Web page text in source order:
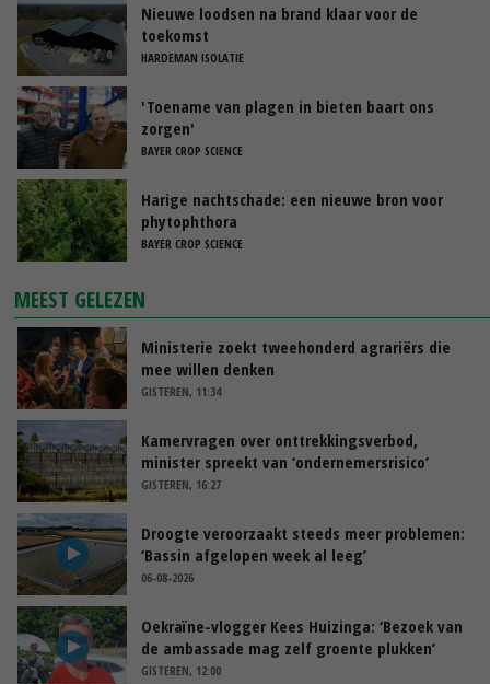
Nieuwe loodsen na brand klaar voor de
toekomst
HARDEMAN ISOLATIE
'Toename van plagen in bieten baart ons
zorgen'
BAYER CROP SCIENCE
Harige nachtschade: een nieuwe bron voor
phytophthora
BAYER CROP SCIENCE
MEEST GELEZEN
Ministerie zoekt tweehonderd agrariërs die
mee willen denken
GISTEREN, 11:34
Kamervragen over onttrekkingsverbod,
minister spreekt van ‘ondernemersrisico’
GISTEREN, 16:27
Droogte veroorzaakt steeds meer problemen:
‘Bassin afgelopen week al leeg’
06-08-2026
Oekraïne-vlogger Kees Huizinga: ‘Bezoek van
de ambassade mag zelf groente plukken’
GISTEREN, 12:00